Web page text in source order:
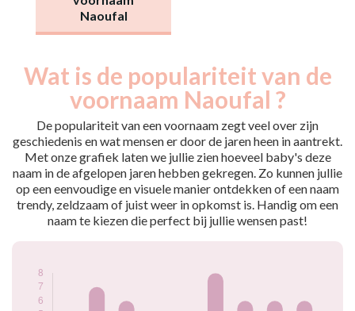
Naoufal
Wat is de populariteit van de
voornaam Naoufal ?
De populariteit van een voornaam zegt veel over zijn
geschiedenis en wat mensen er door de jaren heen in aantrekt.
Met onze grafiek laten we jullie zien hoeveel baby's deze
naam in de afgelopen jaren hebben gekregen. Zo kunnen jullie
op een eenvoudige en visuele manier ontdekken of een naam
trendy, zeldzaam of juist weer in opkomst is. Handig om een
naam te kiezen die perfect bij jullie wensen past!
Popularité du
prénom Naoufal
par année
Année
Nouveaux-
nés
2010
7
2012
6
2015
5
2017
5
2018
8
2021
6
6